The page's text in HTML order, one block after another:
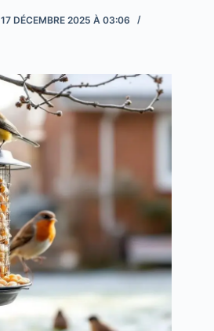
17 DÉCEMBRE 2025 À 03:06